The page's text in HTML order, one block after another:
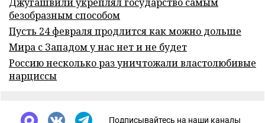
безобразным способом
Пусть 24 февраля продлится как можно дольше
Мира с Западом у нас нет и не будет
Россию несколько раз уничтожали властолюбивые
нарциссы
Подписывайтесь на наши каналы